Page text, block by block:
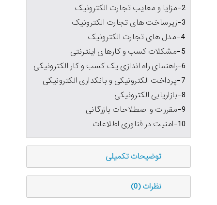
2-مزایا و معایب تجارت الکترونیک
3-زیرساخت های تجارت الکترونیک
4-مدل های تجارت الکترونیک
5-مشکلات کسب و کارهای اینترنتی
6-راهنمای راه اندازی یک کسب و کار الکترونیکی
7-پرداخت الکترونیکی و بانکداری الکترونیکی
8-بازاریابی الکترونیکی
9-مقررات و اصطلاحات بازرگانی
10-امنیت در فناوری اطلاعات
توضیحات تکمیلی
نظرات (0)